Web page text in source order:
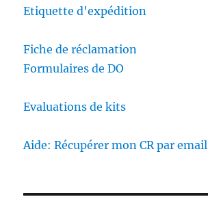
Etiquette d'expédition
Fiche de réclamation
Formulaires de DO
Evaluations de kits
Aide: Récupérer mon CR par email